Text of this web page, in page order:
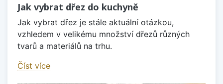
Jak vybrat dřez do kuchyně
Jak vybrat dřez je stále aktuální otázkou,
vzhledem v velikému množství dřezů různých
tvarů a materiálů na trhu.
Číst více